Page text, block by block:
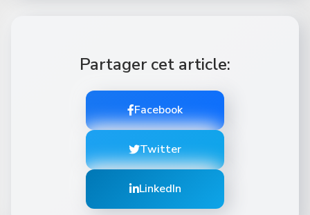
Partager cet article:
Facebook
Twitter
LinkedIn